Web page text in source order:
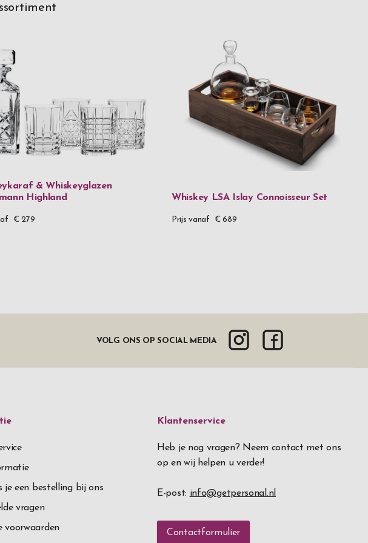
& Whiskeyglazen
Highland
€ 279
Whiskey LSA Islay Connoisseur Set
Prijs vanaf € 689
VOLG ONS OP SOCIAL MEDIA
je een bestelling bij ons
vragen
voorwaarden
Klantenservice
Heb je nog vragen? Neem contact met ons
op en wij helpen u verder!
E-post: info@getpersonal.nl
Contactformulier